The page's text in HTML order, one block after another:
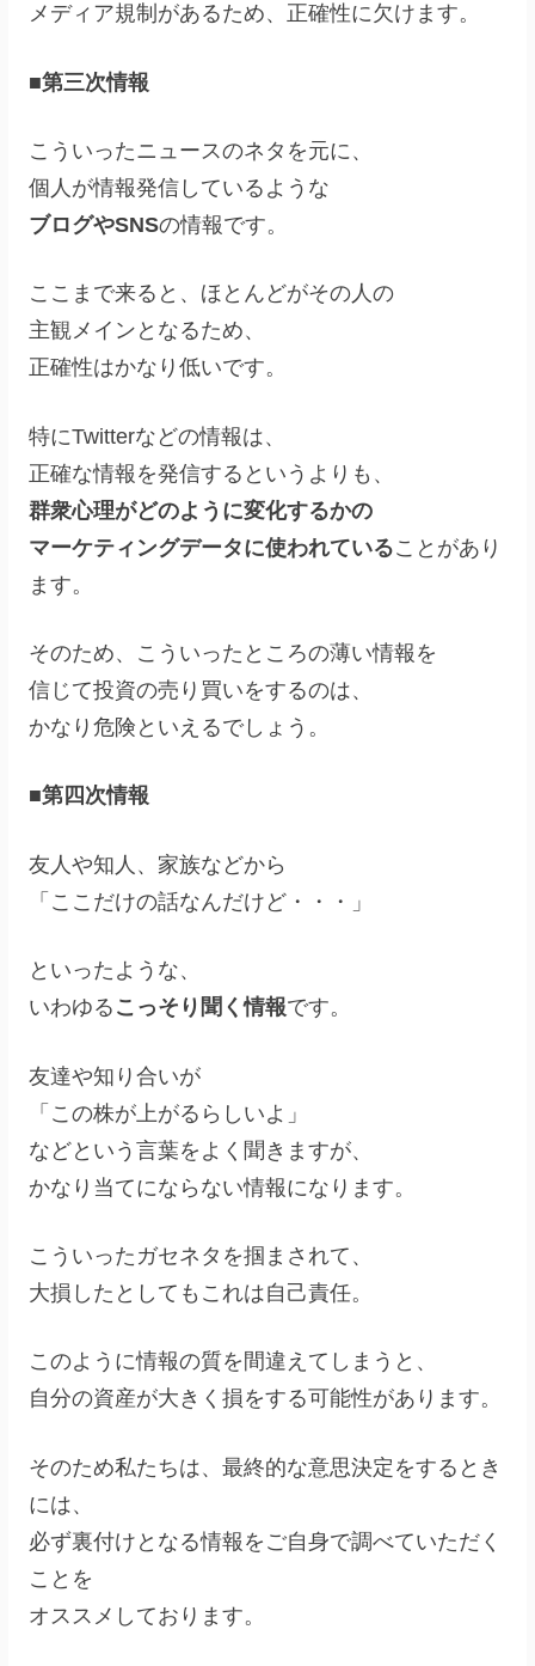
メディア規制があるため、正確性に欠けます。
■第三次情報
こういったニュースのネタを元に、
個人が情報発信しているような
ブログやSNSの情報です。
ここまで来ると、ほとんどがその人の
主観メインとなるため、
正確性はかなり低いです。
特にTwitterなどの情報は、
正確な情報を発信するというよりも、
群衆心理がどのように変化するかの
マーケティングデータに使われていることがあり
ます。
そのため、こういったところの薄い情報を
信じて投資の売り買いをするのは、
かなり危険といえるでしょう。
■第四次情報
友人や知人、家族などから
「ここだけの話なんだけど・・・」
といったような、
いわゆる こっそり聞く情報です。
友達や知り合いが
「この株が上がるらしいよ」
などという言葉をよく聞きますが、
かなり当てにならない情報になります。
こういったガセネタを掴まされて、
大損したとしてもこれは自己責任。
このように情報の質を間違えてしまうと、
自分の資産が大きく損をする可能性があります。
そのため私たちは、最終的な意思決定をするとき
には、
必ず裏付けとなる情報をご自身で調べていただく
ことを
オススメしております。